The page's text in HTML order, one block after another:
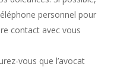
personnel pour
contact avec vous
vous que l’avocat